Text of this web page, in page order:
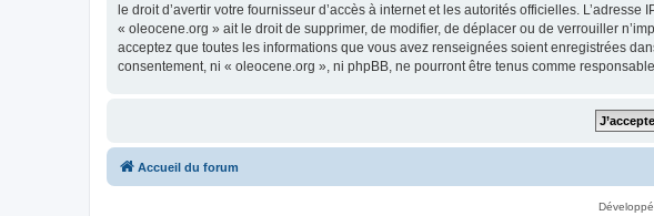
le droit d’avertir votre fournisseur d’accès à internet et les autorités officielles.
« oleocene.org » ait le droit de supprimer, de modifier, de déplacer ou de verrouiller
acceptez que toutes les informations que vous avez renseignées soient enregistrées
consentement, ni « oleocene.org », ni phpBB, ne pourront être tenus comme
Accueil du forum